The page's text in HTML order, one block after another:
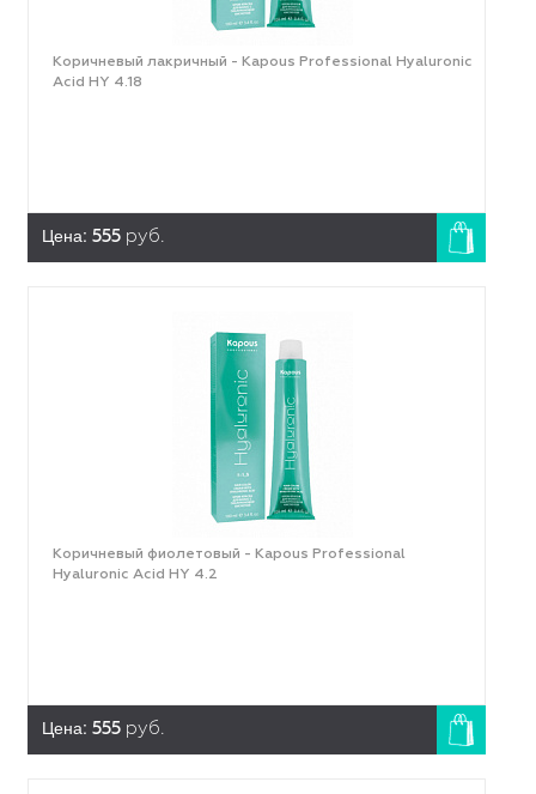
Коричневый лакричный - Kapous Professional Hyaluronic
Acid HY 4.18
Цена: 555 руб.
Коричневый фиолетовый - Kapous Professional
Hyaluronic Acid HY 4.2
Цена: 555 руб.